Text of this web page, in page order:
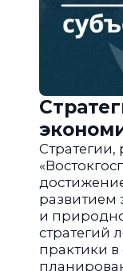
развитием
и
стратегий
практики в